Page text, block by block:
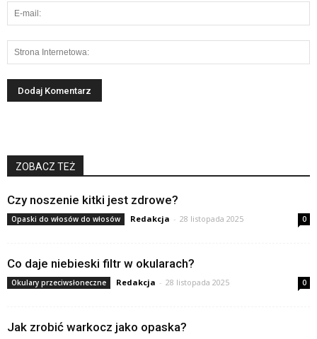
ZOBACZ TEŻ
Czy noszenie kitki jest zdrowe?
Opaski do włosów do włosów Redakcja - 28 listopada 2025 0
Co daje niebieski filtr w okularach?
Okulary przeciwsłoneczne Redakcja - 28 listopada 2025 0
Jak zrobić warkocz jako opaska?